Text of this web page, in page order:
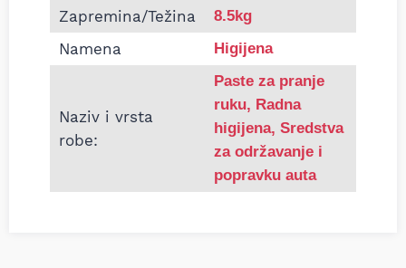
Zapremina/Težina 8.5kg
Namena Higijena
Naziv i vrsta
robe:
Paste za pranje
ruku, Radna
higijena, Sredstva
za održavanje i
popravku auta